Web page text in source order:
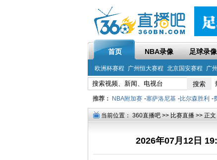
首页 NBA录像 足球录像
欧洲杯赛程 广州恒大赛程 北京国安赛程 广
推荐： NBA附加赛 -塞萨洛尼基 -比尔森胜利 -
当前位置： 360直播吧 >> 比赛直播 >> 正文
2026年07月12日